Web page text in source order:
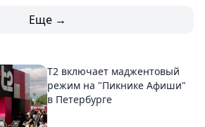
Еще →
Т2 включает маджентовый
режим на "Пикнике Афиши"
в Петербурге